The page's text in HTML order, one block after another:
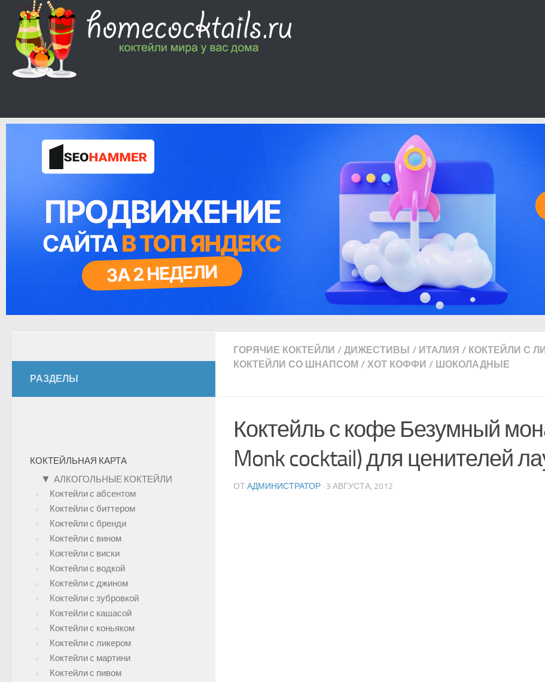
ГОРЯЧИЕ КОКТЕЙЛИ / ДИЖЕСТИВЫ / ИТАЛИЯ / КОКТЕЙЛИ С
КОКТЕЙЛИ СО ШНАПСОМ / ХОТ КОФФИ / ШОКОЛАДНЫЕ
Коктейль с кофе Безумный
Monk cocktail) для ценителей
ОТ АДМИНИСТРАТОР · 3 АВГУСТА, 2012
РАЗДЕЛЫ
КОКТЕЙЛЬНАЯ КАРТА
▼ АЛКОГОЛЬНЫЕ КОКТЕЙЛИ
Коктейли с абсентом
Коктейли с биттером
Коктейли с бренди
Коктейли с вином
Коктейли с виски
Коктейли с водкой
Коктейли с джином
Коктейли с зубровкой
Коктейли с кашасой
Коктейли с коньяком
Коктейли с ликером
Коктейли с мартини
Коктейли с пивом